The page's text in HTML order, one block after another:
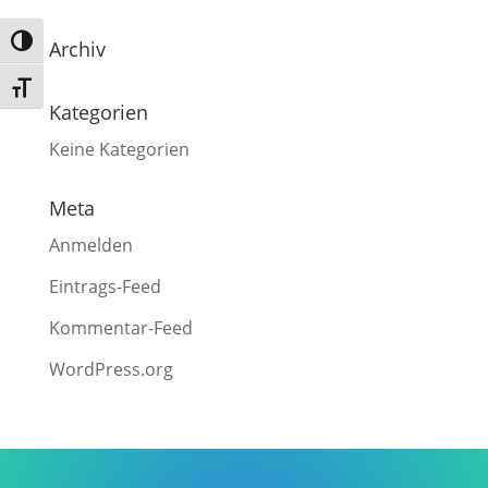
Umschalten auf hohe Kontraste
Schrift vergrößern
Archiv
Kategorien
Keine Kategorien
Meta
Anmelden
Eintrags-Feed
Kommentar-Feed
WordPress.org